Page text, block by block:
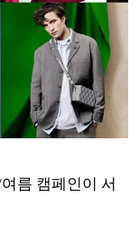
름 캠페인이 서